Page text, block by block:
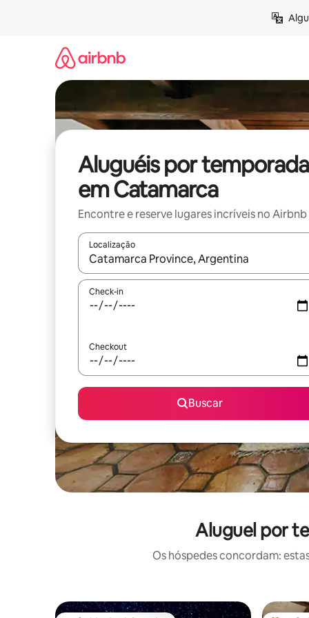
Aluguéis por temporada
em Catamarca
Encontre e reserve lugares incríveis no Airbnb
Localização
Quando os resultados estiverem disponíveis,
Check-in
Checkout
Buscar
Aluguel por
Os hóspedes concordam: